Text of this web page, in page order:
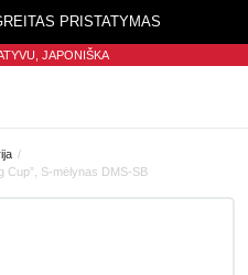
PRISTATYMAS
JAPONIŠKA
Cup”, S-mėlynas DMS-SB